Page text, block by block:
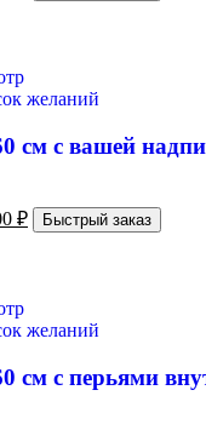
желаний
см с вашей
₽ Быстрый заказ
желаний
см с перьями